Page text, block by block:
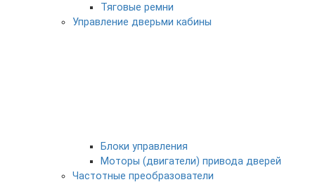
Тяговые ремни
Управление дверьми кабины
Блоки управления
Моторы (двигатели) привода дверей
Частотные преобразователи